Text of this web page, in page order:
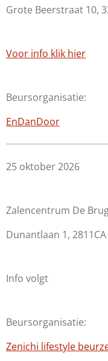
Grote Beerstraat 10,
Voor info klik hier
Beursorganisatie:
EnDanDoor
25 oktober 2026
Zalencentrum De
Dunantlaan 1,
Info volgt
Beursorganisatie:
Zenichi lifestyle